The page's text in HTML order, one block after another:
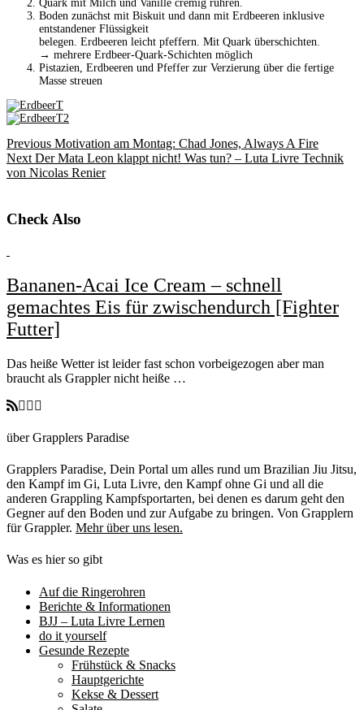
Quark mit Milch und Vanille cremig rühren.
Boden zunächst mit Biskuit und dann mit Erdbeeren inklusive
entstandener Flüssigkeit
belegen. Erdbeeren leicht pfeffern. Mit Quark überschichten.
→ mehrere Erdbeer-Quark-Schichten möglich
Pistazien, Erdbeeren und Pfeffer zur Verzierung über die fertige
Masse streuen
Previous Motivation am Montag: Chad Jones, Always A Fire
Next Der Mata Leon klappt nicht! Was tun? – Luta Livre Technik
von Nicolas Renier
Check Also
Bananen-Acai Ice Cream – schnell
gemachtes Eis für zwischendurch [Fighter
Futter]
Das heiße Wetter ist leider fast schon vorbeigezogen aber man
braucht als Grappler nicht heiße …
über Grapplers Paradise
Grapplers Paradise, Dein Portal um alles rund um Brazilian Jiu Jitsu,
den Kampf im Gi, Luta Livre, den Kampf ohne Gi und all die
anderen Grappling Kampfsportarten, bei denen es darum geht den
Gegner auf den Boden und zur Aufgabe zu bringen. Von Grapplern
für Grappler. Mehr über uns lesen.
Was es hier so gibt
Auf die Ringerohren
Berichte & Informationen
BJJ – Luta Livre Lernen
do it yourself
Gesunde Rezepte
Frühstück & Snacks
Hauptgerichte
Kekse & Dessert